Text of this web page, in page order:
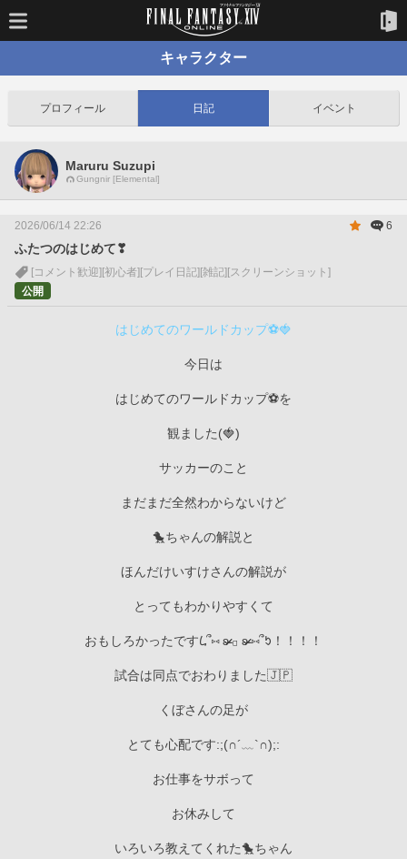
キャラクター
プロフィール 日記 イベント
Maruru Suzupi
Gungnir [Elemental]
2026/06/14 22:26 6
ふたつのはじめて❣
[コメント歓迎] [初心者] [プレイ日記] [雑記] [スクリーンショット]
公開
はじめてのワールドカップ⚽️🍓
今日は
はじめてのワールドカップ⚽️を
観ました(🍓)
サッカーのこと
まだまだ全然わからないけど
🐤ちゃんの解説と
ほんだけいすけさんの解説が
とってもわかりやすくて
おもしろかったです‎𐡋՞⑅ ʚ̴̶̷̷ 𓊪 ʚ̴̶̷̷ ⑅՞ᱩ！！！！
試合は同点でおわりました🇯🇵
くぼさんの足が
とても心配です:;(∩´﹏`∩);:
お仕事をサボって
お休みして
いろいろ教えてくれた🐤ちゃん